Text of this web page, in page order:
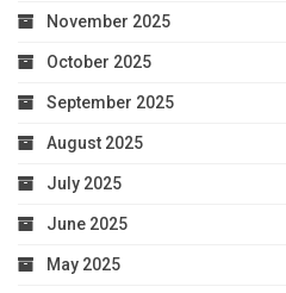
November 2025
October 2025
September 2025
August 2025
July 2025
June 2025
May 2025